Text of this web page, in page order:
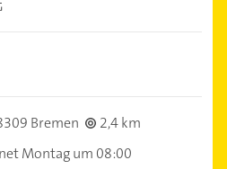
Bremen
2,4 km
Montag um 08:00